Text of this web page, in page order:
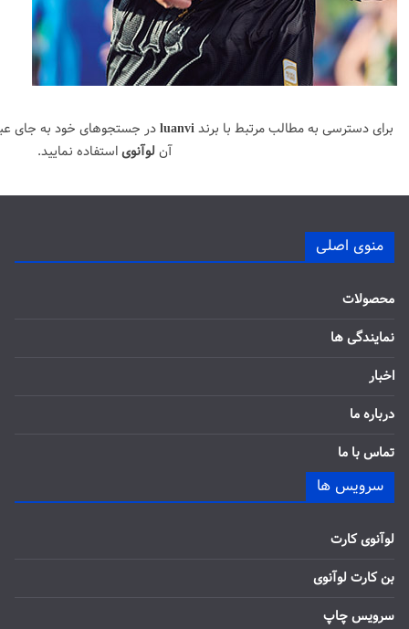
برای دسترسی به مطالب مرتبط با برندluanviدر جستجوهای خود به جای
آن لوآنویاستفاده نمایید.
منوی اصلی
محصولات
نمایندگی ها
اخبار
درباره ما
تماس با ما
سرویس ها
لوآنوی کارت
بن کارت لوآنوی
سرویس چاپ